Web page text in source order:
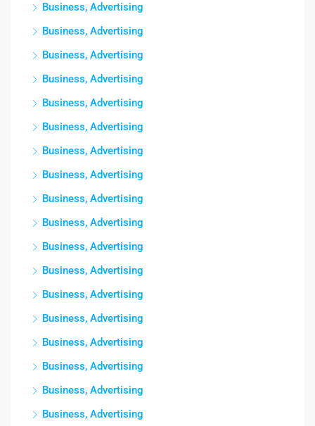
Business, Advertising
Business, Advertising
Business, Advertising
Business, Advertising
Business, Advertising
Business, Advertising
Business, Advertising
Business, Advertising
Business, Advertising
Business, Advertising
Business, Advertising
Business, Advertising
Business, Advertising
Business, Advertising
Business, Advertising
Business, Advertising
Business, Advertising
Business, Advertising